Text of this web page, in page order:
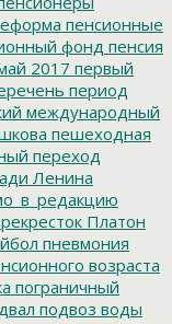
пенсионные
фонд пенсия
2017 первый
период
международный
пешеходная
переход
Ленина
Платон
пневмония
возраста
пограничный
подвоз воды